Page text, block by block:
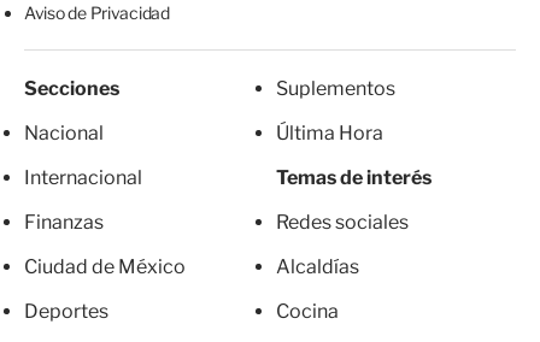
Aviso de Privacidad
Secciones
Nacional
Internacional
Finanzas
Ciudad de México
Deportes
Suplementos
Última Hora
Temas de interés
Redes sociales
Alcaldías
Cocina